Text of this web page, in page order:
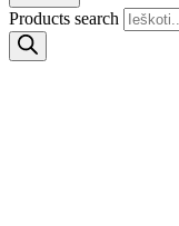
Products search